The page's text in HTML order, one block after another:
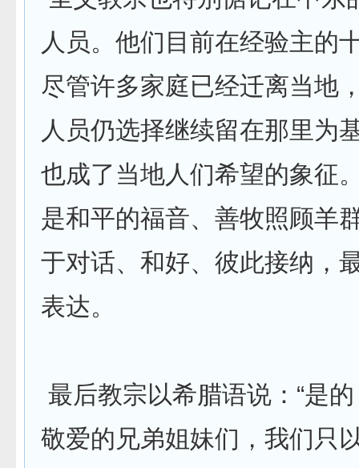
人员。他们目前在经验主的
尽管许多家庭已经迁离当地
人员仍选择继续留在那里为
也成了当地人们希望的象征
是和平的福音、善牧照顾羊
于对话、和好、彼此接纳，
表达。
最后教宗以希腊语说：“是
敬爱的兄弟姐妹们，我们只